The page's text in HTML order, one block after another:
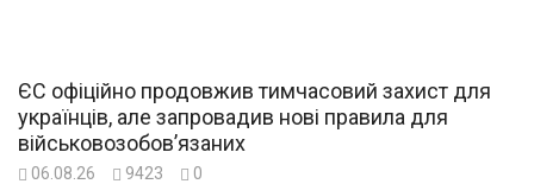
ЄС офіційно продовжив тимчасовий захист для
українців, але запровадив нові правила для
військовозобов’язаних
06.08.26 9423 0